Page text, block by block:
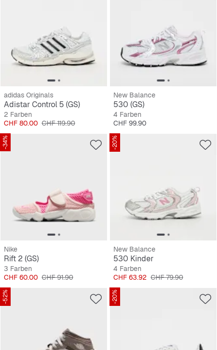
adidas Originals
Adistar Control 5 (GS)
2 Farben
Preis
CHF 80.00 Originalpreis
CHF 119.90
New Balance
530 (GS)
4 Farben
Preis
CHF 99.90
-34%
Nike
Rift 2 (GS)
3 Farben
Preis
CHF 60.00 Originalpreis
CHF 91.90
-20%
New Balance
530 Kinder
4 Farben
Preis
CHF 63.92 Originalpreis
CHF 79.90
-52% -20%